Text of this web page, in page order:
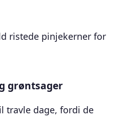
ristede pinjekerner for
grøntsager
travle dage, fordi de